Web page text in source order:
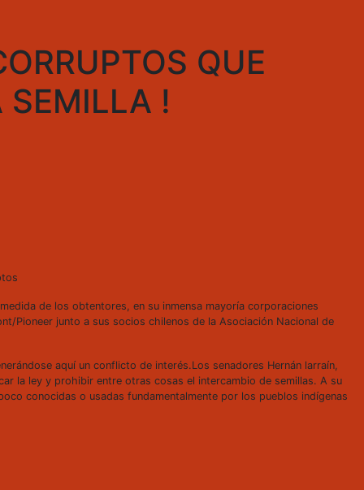
QUE
SEMILLA !
de los obtentores, en su inmensa mayoría corporaciones
Pioneer junto a sus socios chilenos de la Asociación Nacional de
aquí un conflicto de interés.Los senadores Hernán larraín,
la ley y prohibir entre otras cosas el intercambio de semillas. A su
conocidas o usadas fundamentalmente por los pueblos indígenas